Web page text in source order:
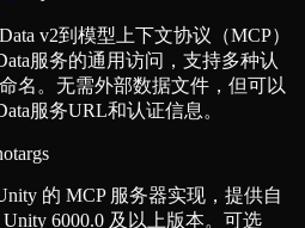
v2到模型上下文协议（MCP）
服务的通用访问，支持多种认
名。无需外部数据文件，但可以
服务URL和认证信息。
的 MCP 服务器实现，提供自
6000.0 及以上版本。可选